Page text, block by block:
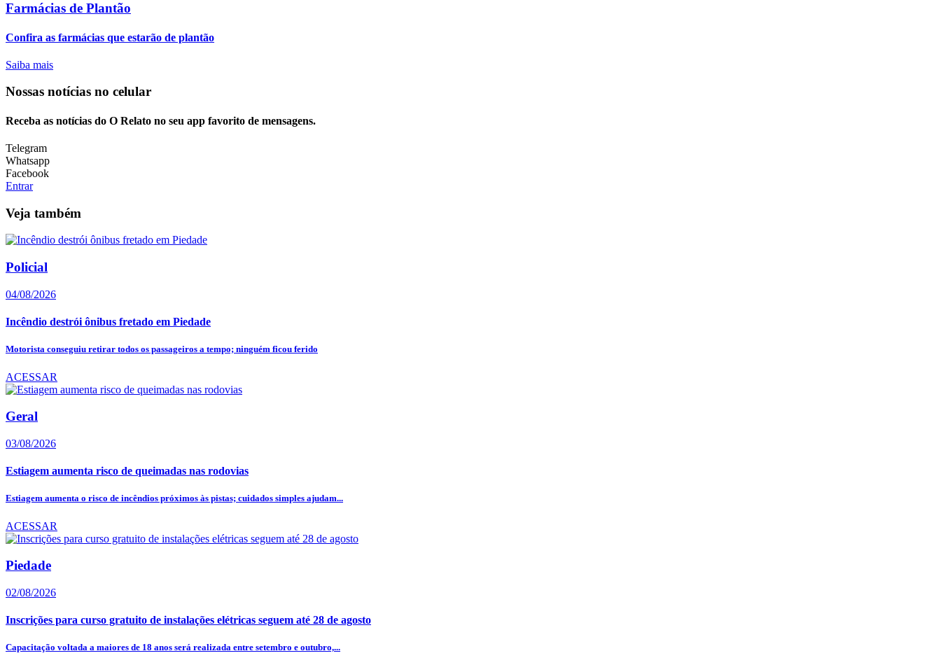
Farmácias de Plantão
Confira as farmácias que estarão de plantão
Saiba mais
Nossas notícias no celular
Receba as notícias do O Relato no seu app favorito de mensagens.
Telegram
Whatsapp
Facebook
Entrar
Veja também
Policial
04/08/2026
Incêndio destrói ônibus fretado em Piedade
Motorista conseguiu retirar todos os passageiros a tempo; ninguém ficou ferido
ACESSAR
Geral
03/08/2026
Estiagem aumenta risco de queimadas nas rodovias
Estiagem aumenta o risco de incêndios próximos às pistas; cuidados simples ajudam...
ACESSAR
Piedade
02/08/2026
Inscrições para curso gratuito de instalações elétricas seguem até 28 de agosto
Capacitação voltada a maiores de 18 anos será realizada entre setembro e outubro,...